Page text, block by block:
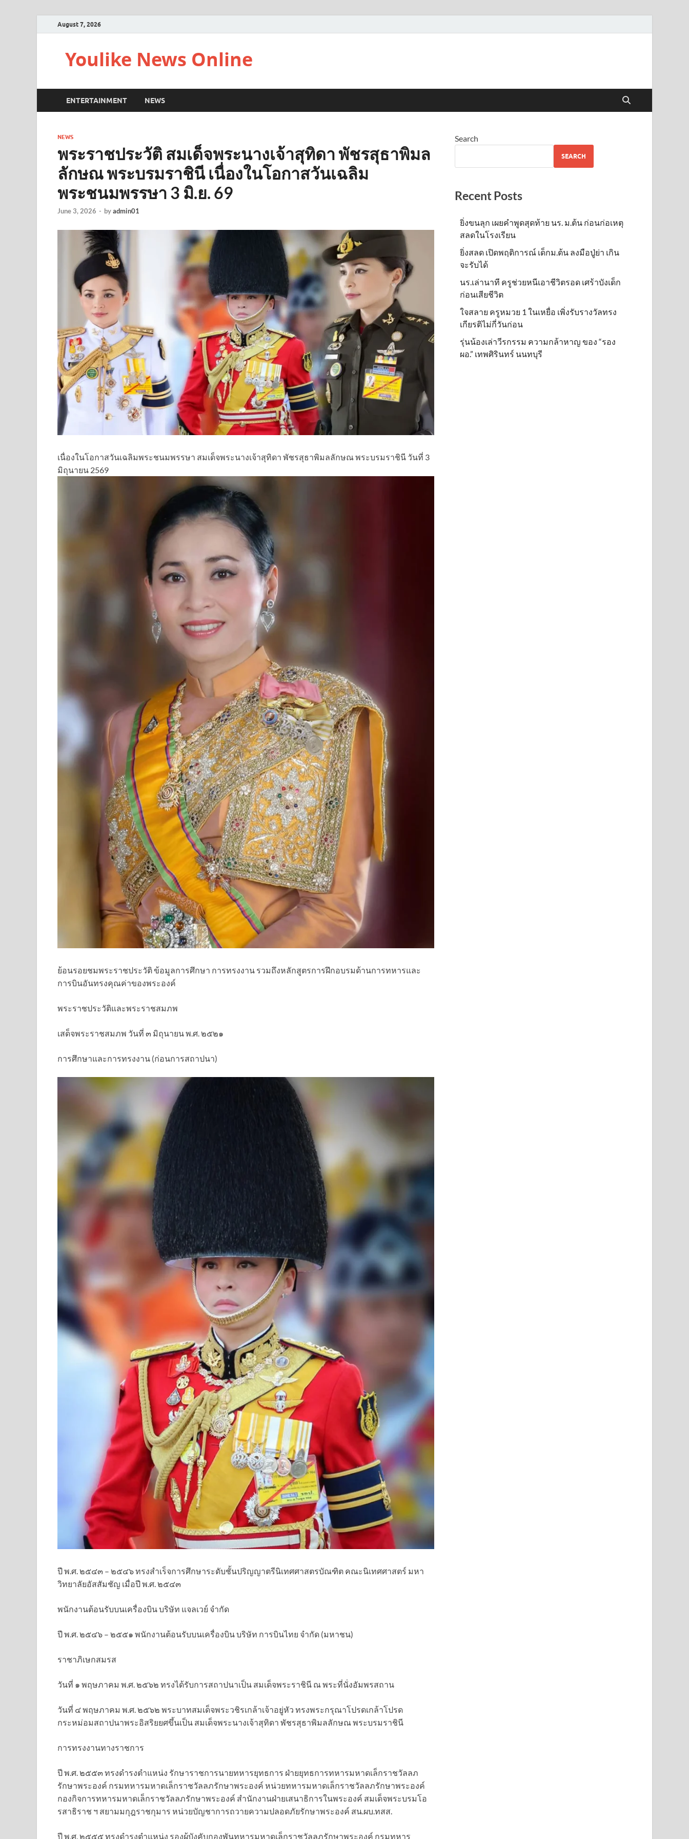
August 7, 2026
Youlike News Online
ENTERTAINMENT NEWS
NEWS
พระราชประวัติ สมเด็จพระนางเจ้าสุทิดา พัชรสุธาพิมล
ลักษณ พระบรมราชินี เนื่องในโอกาสวันเฉลิม
พระชนมพรรษา 3 มิ.ย. 69
June 3, 2026 - byadmin01
เนื่องในโอกาสวันเฉลิมพระชนมพรรษา สมเด็จพระนางเจ้าสุทิดา พัชรสุธาพิมลลักษณ พระบรมราชินี วันที่ 3
มิถุนายน 2569
ย้อนรอยชมพระราชประวัติ ข้อมูลการศึกษา การทรงงาน รวมถึงหลักสูตรการฝึกอบรมด้านการทหารและ
การบินอันทรงคุณค่าของพระองค์
พระราชประวัติและพระราชสมภพ
เสด็จพระราชสมภพ วันที่ ๓ มิถุนายน พ.ศ. ๒๕๒๑
การศึกษาและการทรงงาน (ก่อนการสถาปนา)
ปี พ.ศ. ๒๕๔๓ – ๒๕๔๖ ทรงสำเร็จการศึกษาระดับชั้นปริญญาตรีนิเทศศาสตรบัณฑิต คณะนิเทศศาสตร์ มหา
วิทยาลัยอัสสัมชัญ เมื่อปี พ.ศ. ๒๕๔๓
พนักงานต้อนรับบนเครื่องบิน บริษัท แจลเวย์ จำกัด
ปี พ.ศ. ๒๕๔๖ – ๒๕๕๑ พนักงานต้อนรับบนเครื่องบิน บริษัท การบินไทย จำกัด (มหาชน)
ราชาภิเษกสมรส
วันที่ ๑ พฤษภาคม พ.ศ. ๒๕๖๒ ทรงได้รับการสถาปนาเป็น สมเด็จพระราชินี ณ พระที่นั่งอัมพรสถาน
วันที่ ๔ พฤษภาคม พ.ศ. ๒๕๖๒ พระบาทสมเด็จพระวชิรเกล้าเจ้าอยู่หัว ทรงพระกรุณาโปรดเกล้าโปรด
กระหม่อมสถาปนาพระอิสริยยศขึ้นเป็น สมเด็จพระนางเจ้าสุทิดา พัชรสุธาพิมลลักษณ พระบรมราชินี
การทรงงานทางราชการ
ปี พ.ศ. ๒๕๕๓ ทรงดำรงตำแหน่ง รักษาราชการนายทหารยุทธการ ฝ่ายยุทธการทหารมหาดเล็กราชวัลลภ
รักษาพระองค์ กรมทหารมหาดเล็กราชวัลลภรักษาพระองค์ หน่วยทหารมหาดเล็กราชวัลลภรักษาพระองค์
กองกิจการทหารมหาดเล็กราชวัลลภรักษาพระองค์ สำนักงานฝ่ายเสนาธิการในพระองค์ สมเด็จพระบรมโอ
รสาธิราช ฯ สยามมกุฎราชกุมาร หน่วยบัญชาการถวายความปลอดภัยรักษาพระองค์ สน.ผบ.ทสส.
ปี พ.ศ. ๒๕๕๕ ทรงดำรงตำแหน่ง รองผู้บังคับกองพันทหารมหาดเล็กราชวัลลภรักษาพระองค์ กรมทหาร
Search
SEARCH
Recent Posts
ยิ่งขนลุก เผยคำพูดสุดท้าย นร. ม.ต้น ก่อนก่อเหตุ
สลดในโรงเรียน
ยิ่งสลด เปิดพฤติการณ์ เด็กม.ต้น ลงมือปู่ย่า เกิน
จะรับได้
นร.เล่านาที ครูช่วยหนีเอาชีวิตรอด เศร้าบังเด็ก
ก่อนเสียชีวิต
ใจสลาย ครูหมวย 1 ในเหยื่อ เพิ่งรับรางวัลทรง
เกียรติไม่กี่วันก่อน
รุ่นน้องเล่าวีรกรรม ความกล้าหาญ ของ “รอง
ผอ.” เทพศิรินทร์ นนทบุรี